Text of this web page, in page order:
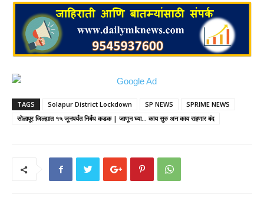
TAGS Solapur District Lockdown SP NEWS
SPRIME NEWS
सोलापूर जिल्ह्यात १५ जूनपर्यंत निर्बंध कडक | जाणून घ्या... काय सुरु अन काय राहणार बंद